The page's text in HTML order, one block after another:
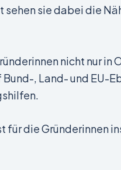
sie dabei die
nicht nur
, Land- und EU-
für die Gründerinnen